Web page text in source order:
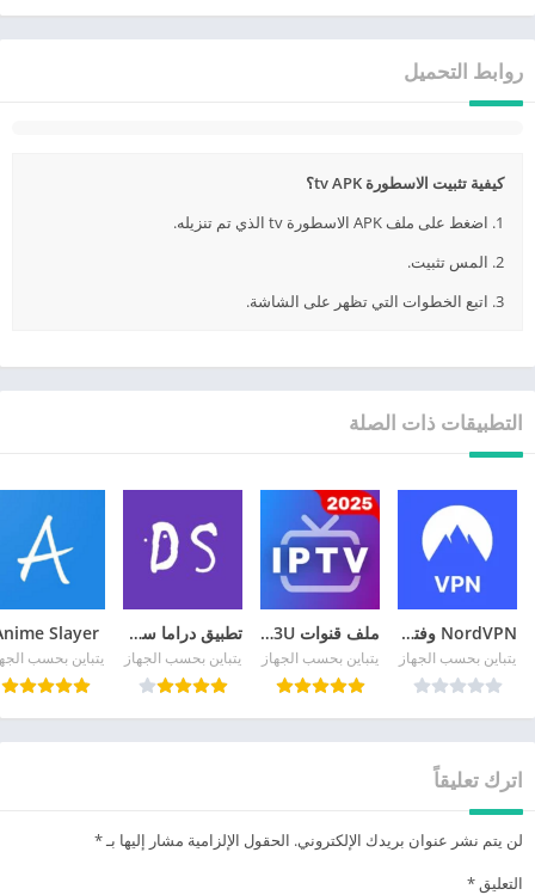
روابط التحميل
كيفية تثبيت الاسطورة tv APK؟
1. اضغط على ملف APK الاسطورة tv الذي تم تنزيله.
2. المس تثبيت.
3. اتبع الخطوات التي تظهر على الشاشة.
التطبيقات ذات الصلة
NordVPN وفتح المواقع المحجوبة
يتباين بحسب الجهاز
ملف قنوات IPTV M3U ونايل سات
يتباين بحسب الجهاز
تطبيق دراما سلاير 2026
يتباين بحسب الجهاز
Slayer
يتباين بحسب
اترك تعليقاً
لن يتم نشر عنوان بريدك الإلكتروني. الحقول الإلزامية مشار إليها بـ*
التعليق *